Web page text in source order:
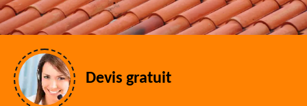
Devis gratuit